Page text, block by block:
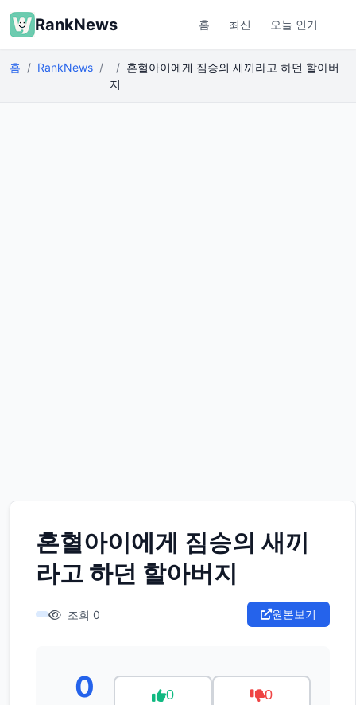
RankNews 홈 최신 오늘 인기
홈 RankNews
혼혈아이에게 짐승의 새끼라고 하던 할아버
지
혼혈아이에게 짐승의 새끼
라고 하던 할아버지
조회 0 원본보기
0 0 0